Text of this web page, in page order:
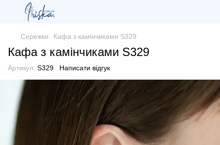
Сережки Кафа з камінчиками S329
Кафа з камінчиками S329
Артикул: S329 Написати відгук